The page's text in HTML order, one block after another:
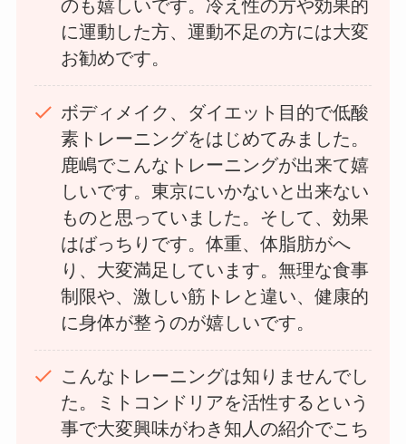
のも嬉しいです。冷え性の方や効果的
に運動した方、運動不足の方には大変
お勧めです。
ボディメイク、ダイエット目的で低酸
素トレーニングをはじめてみました。
鹿嶋でこんなトレーニングが出来て嬉
しいです。東京にいかないと出来ない
ものと思っていました。そして、効果
はばっちりです。体重、体脂肪がへ
り、大変満足しています。無理な食事
制限や、激しい筋トレと違い、健康的
に身体が整うのが嬉しいです。
こんなトレーニングは知りませんでし
た。ミトコンドリアを活性するという
事で大変興味がわき知人の紹介でこち